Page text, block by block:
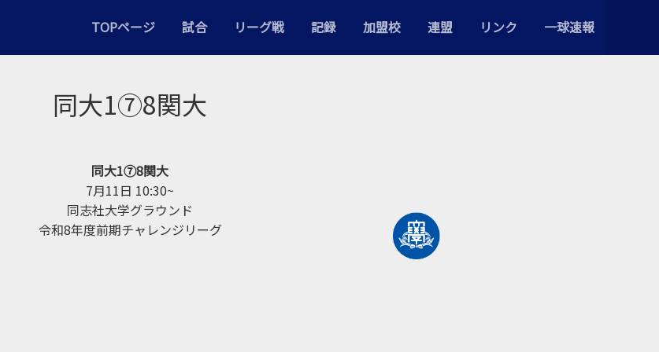
TOPページ 試合 リーグ戦 記録 加盟校 連盟 リンク 一球速報
同大1⑦8関大
同大1⑦8関大
7月11日 10:30~
同志社大学グラウンド
令和8年度前期チャレンジリーグ